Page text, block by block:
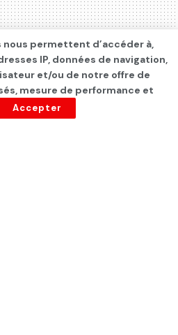
permettent d’accéder à,
IP, données de navigation,
et/ou de notre offre de
mesure de performance et
Accepter